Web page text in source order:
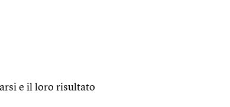
e il loro risultato